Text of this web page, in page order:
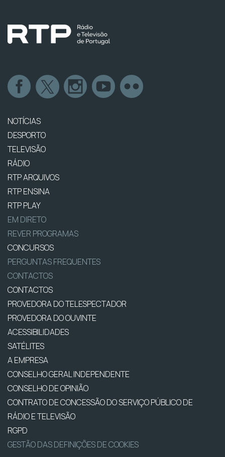
NOTÍCIAS
DESPORTO
TELEVISÃO
RÁDIO
RTP ARQUIVOS
RTP ENSINA
RTP PLAY
EM DIRETO
REVER PROGRAMAS
CONCURSOS
PERGUNTAS FREQUENTES
CONTACTOS
CONTACTOS
PROVEDORA DO TELESPECTADOR
PROVEDORA DO OUVINTE
ACESSIBILIDADES
SATÉLITES
A EMPRESA
CONSELHO GERAL INDEPENDENTE
CONSELHO DE OPINIÃO
CONTRATO DE CONCESSÃO DO SERVIÇO PÚBLICO DE
RÁDIO E TELEVISÃO
RGPD
GESTÃO DAS DEFINIÇÕES DE COOKIES